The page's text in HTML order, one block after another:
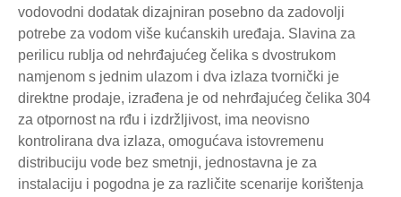
vodovodni dodatak dizajniran posebno da zadovolji
potrebe za vodom više kućanskih uređaja. Slavina za
perilicu rublja od nehrđajućeg čelika s dvostrukom
namjenom s jednim ulazom i dva izlaza tvornički je
direktne prodaje, izrađena je od nehrđajućeg čelika 304
za otpornost na rđu i izdržljivost, ima neovisno
kontrolirana dva izlaza, omogućava istovremenu
distribuciju vode bez smetnji, jednostavna je za
instalaciju i pogodna je za različite scenarije korištenja